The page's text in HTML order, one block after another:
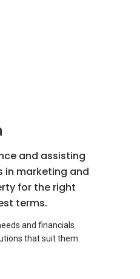
and assisting
in marketing and
for the right
terms.
and financials
that suit them.